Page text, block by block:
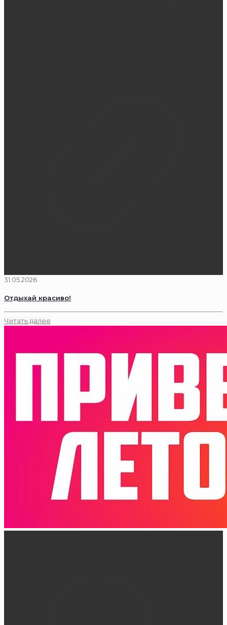
31.05.2026
Отдыхай красиво!
Читать далее